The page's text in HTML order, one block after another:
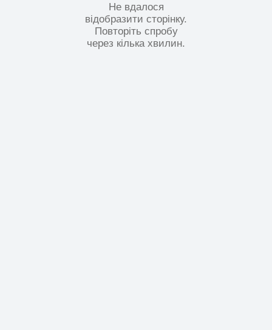
Не вдалося
відобразити сторінку.
Повторіть спробу
через кілька хвилин.